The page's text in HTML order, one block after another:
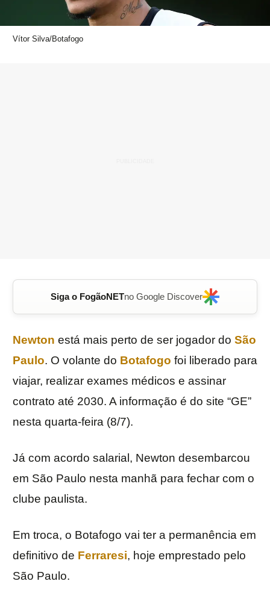
Vítor Silva/Botafogo
Siga o FogãoNETno Google Discover
Newton está mais perto de ser jogador do São
Paulo. O volante do Botafogo foi liberado para
viajar, realizar exames médicos e assinar
contrato até 2030. A informação é do site “GE”
nesta quarta-feira (8/7).
Já com acordo salarial, Newton desembarcou
em São Paulo nesta manhã para fechar com o
clube paulista.
Em troca, o Botafogo vai ter a permanência em
definitivo de Ferraresi, hoje emprestado pelo
São Paulo.